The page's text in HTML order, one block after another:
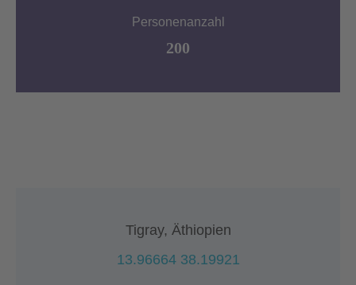
Personenanzahl
200
Tigray, Äthiopien
13.96664 38.19921